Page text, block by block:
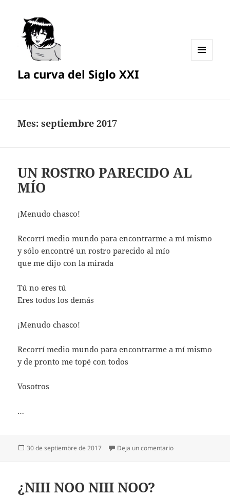
La curva del Siglo XXI
Mes:septiembre 2017
UN ROSTRO PARECIDO AL
MÍO
¡Menudo chasco!
Recorrí medio mundo para encontrarme a mí mismo
y sólo encontré un rostro parecido al mío
que me dijo con la mirada
Tú no eres tú
Eres todos los demás
¡Menudo chasco!
Recorrí medio mundo para encontrarme a mí mismo
y de pronto me topé con todos
Vosotros
…
Publicado
30 de septiembre de 2017 Deja un comentarioen UN ROSTRO
¿NIII NOO NIII NOO?